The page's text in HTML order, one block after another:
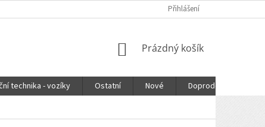
Přihlášení
NÁKUPNÍ
Prázdný košík
technika - vozíky Ostatní Nové Doprodej